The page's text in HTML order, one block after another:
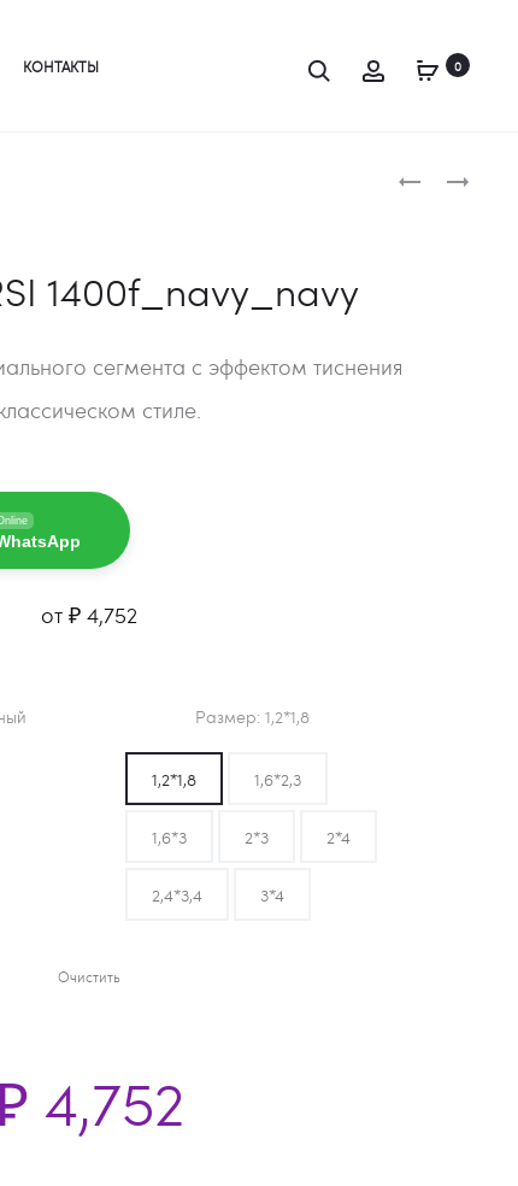
КОНТАКТЫ Search Account0
1400f_navy_navy
сегмента с эффектом тиснения
стиле.
от ₽ 4,752
Размер 1,2*1,8
1,2*1,8 1,6*2,3
1,6*3 2*3 2*4
2,4*3,4 3*4
Очистить
4,752